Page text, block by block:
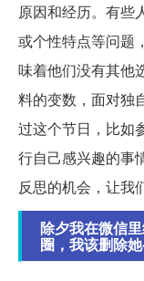
原因和经历。有些
或个性特点等问题
味着他们没有其他
料的变数，面对独
过这个节日，比如
行自己感兴趣的事
反思的机会，让我
除夕我在微信
圈，我该删除